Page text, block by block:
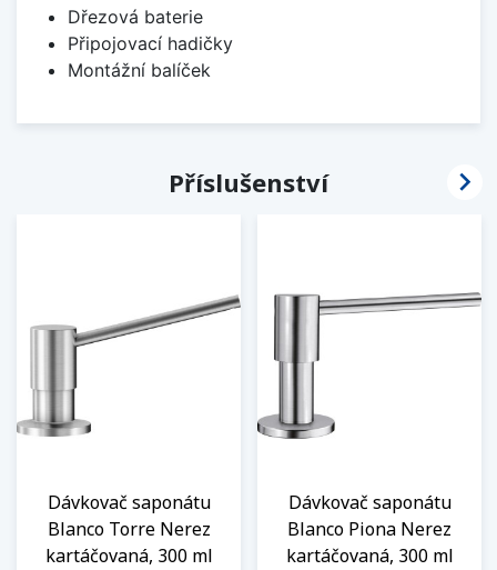
Dřezová baterie
Připojovací hadičky
Montážní balíček
Příslušenství
Dávkovač saponátu
Blanco Torre Nerez
kartáčovaná, 300 ml
Dávkovač saponátu
Blanco Piona Nerez
kartáčovaná, 300 ml
